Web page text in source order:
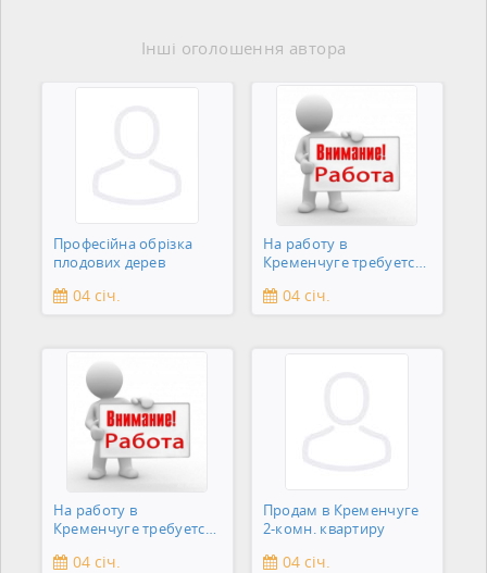
Інші оголошення автора
Професійна обрізка
плодових дерев
04 січ.
На работу в
Кременчуге требуется
04 січ.
На работу в
Кременчуге требуется
04 січ.
Продам в Кременчуге
2-комн. квартиру
04 січ.